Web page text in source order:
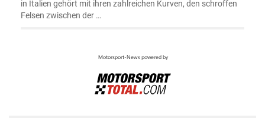
in Italien gehört mit ihren zahlreichen Kurven, den schroffen
Felsen zwischen der …